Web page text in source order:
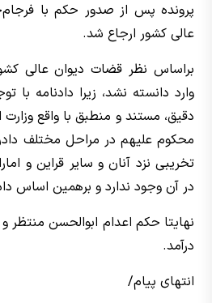
پرونده پس از صدور حکم با
عالی کشور ارجاع شد.
براساس نظر قضات دیوان عالی
وارد دانسته نشد، زیرا دادنامه با
دقیق، مستند و منطبق با واقع وزارت
محکوم علیهم در مراحل مختلف
تخریبی نزد آنان و سایر قراین و
در آن وجود ندارد و برهمین اساس
نهایتا حکم اعدام ابوالحسن منتظر
درآمد.
انتهای پیام/